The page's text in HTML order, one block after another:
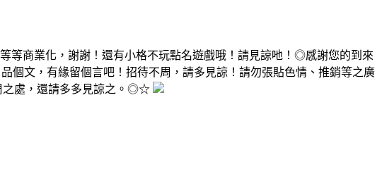
業化，謝謝！還有小格不玩點名遊戲哦！請見諒吔！◎感謝您的到來
個文，有緣留個言吧！招待不周，請多見諒！請勿張貼色情、推銷等之廣
之處，還請多多見諒之。◎☆